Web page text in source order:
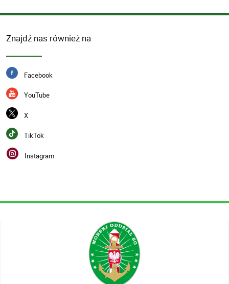
Znajdź nas również na
Facebook
YouTube
X
TikTok
Instagram